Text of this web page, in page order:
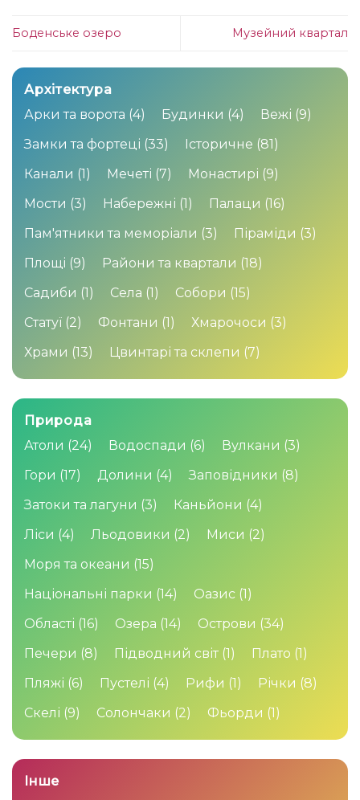
Боденське озеро Музейний квартал
Архітектура
Арки та ворота (4) Будинки (4) Вежі (9)
Замки та фортеці (33) Історичне (81)
Канали (1) Мечеті (7) Монастирі (9)
Мости (3) Набережні (1) Палаци (16)
Пам'ятники та меморіали (3) Піраміди (3)
Площі (9) Райони та квартали (18)
Садиби (1) Села (1) Собори (15)
Статуї (2) Фонтани (1) Хмарочоси (3)
Храми (13) Цвинтарі та склепи (7)
Природа
Атоли (24) Водоспади (6) Вулкани (3)
Гори (17) Долини (4) Заповідники (8)
Затоки та лагуни (3) Каньйони (4)
Ліси (4) Льодовики (2) Миси (2)
Моря та океани (15)
Національні парки (14) Оазис (1)
Області (16) Озера (14) Острови (34)
Печери (8) Підводний світ (1) Плато (1)
Пляжі (6) Пустелі (4) Рифи (1) Річки (8)
Скелі (9) Солончаки (2) Фьорди (1)
Інше